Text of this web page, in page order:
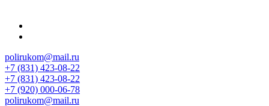
polirukom@mail.ru
+7 (831) 423-08-22
+7 (831) 423-08-22
+7 (920) 000-06-78
polirukom@mail.ru